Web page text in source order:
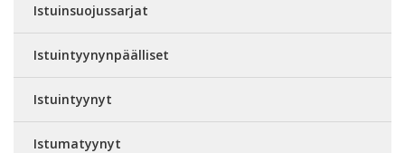
Istuinsuojussarjat
Istuintyynynpäälliset
Istuintyynyt
Istumatyynyt